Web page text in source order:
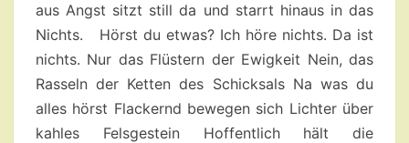
aus Angst sitzt still da und starrt hinaus in das
Nichts. Hörst du etwas? Ich höre nichts. Da ist
nichts. Nur das Flüstern der Ewigkeit Nein, das
Rasseln der Ketten des Schicksals Na was du
alles hörst Flackernd bewegen sich Lichter über
kahles Felsgestein Hoffentlich hält die